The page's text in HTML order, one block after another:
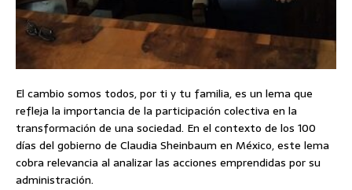
El cambio somos todos, por ti y tu familia, es un lema que
refleja la importancia de la participación colectiva en la
transformación de una sociedad. En el contexto de los 100
días del gobierno de Claudia Sheinbaum en México, este lema
cobra relevancia al analizar las acciones emprendidas por su
administración.